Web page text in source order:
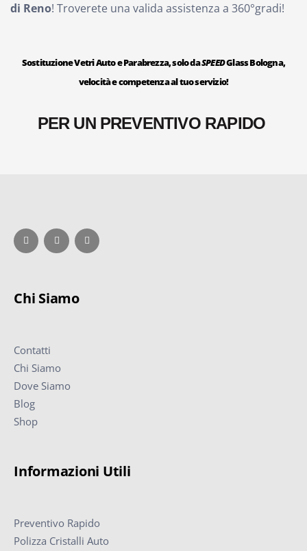
di Reno! Troverete una valida assistenza a 360°gradi!
Sostituzione Vetri Auto e Parabrezza, solo daSPEEDGlass Bologna,
velocità e competenza al tuo servizio!
PER UN PREVENTIVO RAPIDO
Chi Siamo
Contatti
Chi Siamo
Dove Siamo
Blog
Shop
Informazioni Utili
Preventivo Rapido
Polizza Cristalli Auto